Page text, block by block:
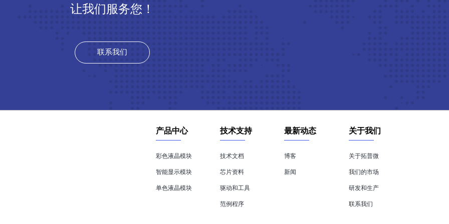
让我们服务您！
联系我们
关于我们
关于拓普微
我们的市场
研发和生产
联系我们
最新动态
博客
新闻
技术支持
技术文档
芯片资料
驱动和工具
范例程序
产品中心
彩色液晶模块
智能显示模块
单色液晶模块